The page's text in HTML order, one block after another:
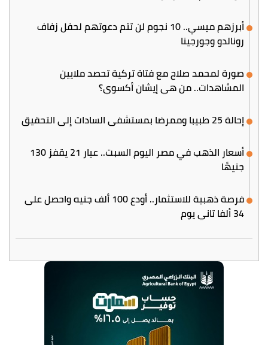
أبرزهم ميسي.. 10 نجوم لن تتم دعوتهم لحفل زفاف
رونالدو وجورجينا
صورة لمحمد صلاح مع فتاة تركية تحصد ملايين
المشاهدات.. من هي إيشان أكسوي؟
إحالة 25 طبيبا وممرضا بمستشفى السادات إلى التحقيق
أسعار الذهب في مصر اليوم السبت.. عيار 21 يقفز 130
جنيهًا
فرصة ذهبية للاستثمار.. أودع 100 ألف جنيه واحصل على
34 ألفا تاني يوم